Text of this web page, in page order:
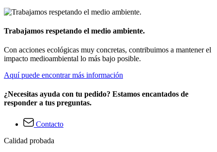
Trabajamos respetando el medio ambiente.
Con acciones ecológicas muy concretas, contribuimos a mantener el
impacto medioambiental lo más bajo posible.
Aquí puede encontrar más información
¿Necesitas ayuda con tu pedido? Estamos encantados de
responder a tus preguntas.
Contacto
Calidad probada